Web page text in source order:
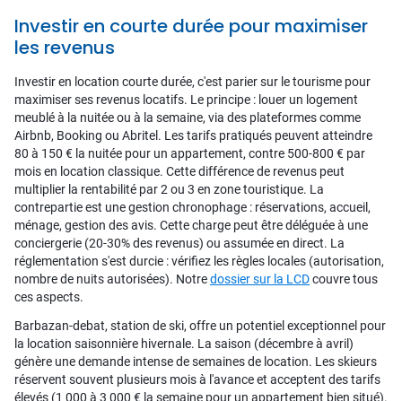
Investir en courte durée pour maximiser
les revenus
Investir en location courte durée, c'est parier sur le tourisme pour
maximiser ses revenus locatifs. Le principe : louer un logement
meublé à la nuitée ou à la semaine, via des plateformes comme
Airbnb, Booking ou Abritel. Les tarifs pratiqués peuvent atteindre
80 à 150 € la nuitée pour un appartement, contre 500-800 € par
mois en location classique. Cette différence de revenus peut
multiplier la rentabilité par 2 ou 3 en zone touristique. La
contrepartie est une gestion chronophage : réservations, accueil,
ménage, gestion des avis. Cette charge peut être déléguée à une
conciergerie (20-30% des revenus) ou assumée en direct. La
réglementation s'est durcie : vérifiez les règles locales (autorisation,
nombre de nuits autorisées). Notredossier sur la LCDcouvre tous
ces aspects.
Barbazan-debat, station de ski, offre un potentiel exceptionnel pour
la location saisonnière hivernale. La saison (décembre à avril)
génère une demande intense de semaines de location. Les skieurs
réservent souvent plusieurs mois à l'avance et acceptent des tarifs
élevés (1 000 à 3 000 € la semaine pour un appartement bien situé).